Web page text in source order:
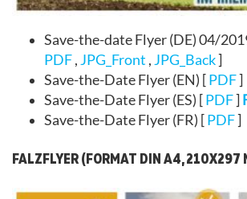
Save-the-date Flyer (DE) 04/
PDF, JPG_Front , JPG_Back]
Save-the-Date Flyer (EN) [PDF]
Save-the-Date Flyer (ES) [PDF]
Save-the-Date Flyer (FR) [PDF]
FALZFLYER (FORMAT DIN A4, 210X297